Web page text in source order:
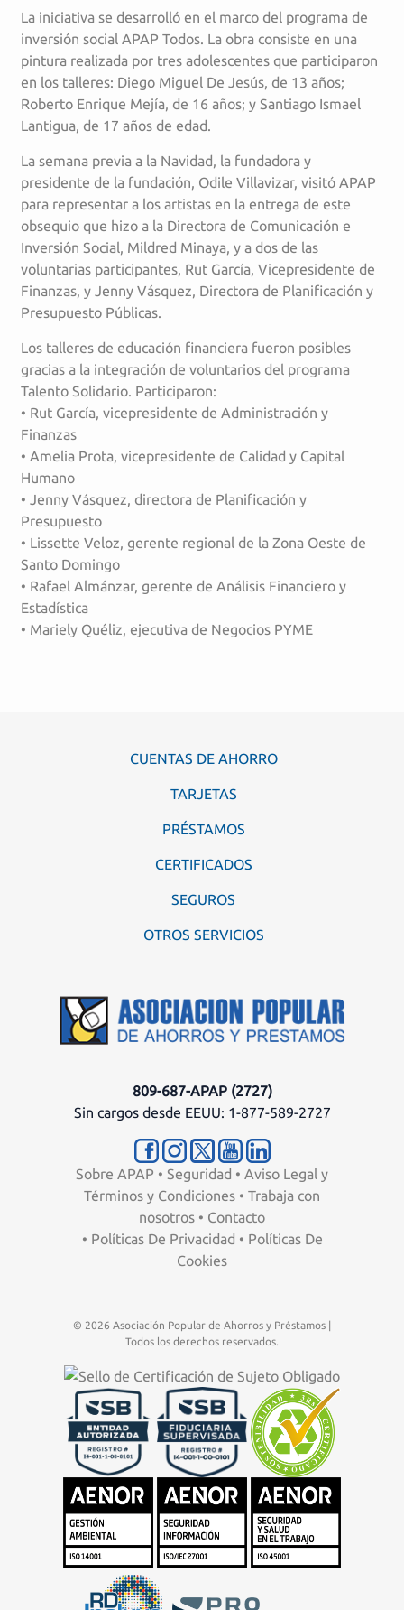
La iniciativa se desarrolló en el marco del programa de
inversión social APAP Todos. La obra consiste en una
pintura realizada por tres adolescentes que participaron
en los talleres: Diego Miguel De Jesús, de 13 años;
Roberto Enrique Mejía, de 16 años; y Santiago Ismael
Lantigua, de 17 años de edad.
La semana previa a la Navidad, la fundadora y
presidente de la fundación, Odile Villavizar, visitó APAP
para representar a los artistas en la entrega de este
obsequio que hizo a la Directora de Comunicación e
Inversión Social, Mildred Minaya, y a dos de las
voluntarias participantes, Rut García, Vicepresidente de
Finanzas, y Jenny Vásquez, Directora de Planificación y
Presupuesto Públicas.
Los talleres de educación financiera fueron posibles
gracias a la integración de voluntarios del programa
Talento Solidario. Participaron:
• Rut García, vicepresidente de Administración y
Finanzas
• Amelia Prota, vicepresidente de Calidad y Capital
Humano
• Jenny Vásquez, directora de Planificación y
Presupuesto
• Lissette Veloz, gerente regional de la Zona Oeste de
Santo Domingo
• Rafael Almánzar, gerente de Análisis Financiero y
Estadística
• Mariely Quéliz, ejecutiva de Negocios PYME
CUENTAS DE AHORRO
TARJETAS
PRÉSTAMOS
CERTIFICADOS
SEGUROS
OTROS SERVICIOS
809-687-APAP (2727)
Sin cargos desde EEUU: 1-877-589-2727
Sobre APAP • Seguridad • Aviso Legal y
Términos y Condiciones • Trabaja con
nosotros • Contacto
• Políticas De Privacidad • Políticas De
Cookies
© 2026 Asociación Popular de Ahorros y Préstamos |
Todos los derechos reservados.